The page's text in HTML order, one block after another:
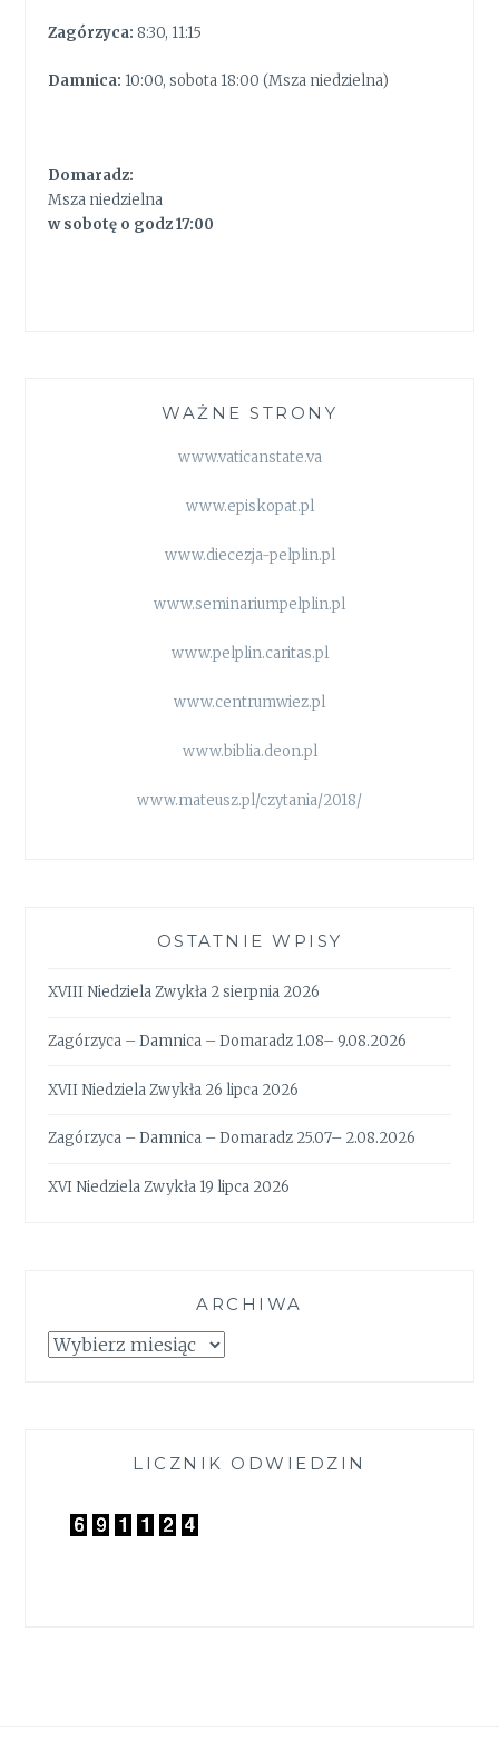
Zagórzyca: 8:30, 11:15
Damnica: 10:00, sobota 18:00 (Msza niedzielna)
Domaradz:
Msza niedzielna
w sobotę o godz 17:00
WAŻNE STRONY
www.vaticanstate.va
www.episkopat.pl
www.diecezja-pelplin.pl
www.seminariumpelplin.pl
www.pelplin.caritas.pl
www.centrumwiez.pl
www.biblia.deon.pl
www.mateusz.pl/czytania/2018/
OSTATNIE WPISY
XVIII Niedziela Zwykła 2 sierpnia 2026
Zagórzyca – Damnica – Domaradz 1.08– 9.08.2026
XVII Niedziela Zwykła 26 lipca 2026
Zagórzyca – Damnica – Domaradz 25.07– 2.08.2026
XVI Niedziela Zwykła 19 lipca 2026
ARCHIWA
Archiwa
LICZNIK ODWIEDZIN